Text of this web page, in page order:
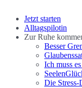
Close
Menu
Jetzt starten
Alltagspilotin
Zur Ruhe
Besser
Ich muss
Die Stress-